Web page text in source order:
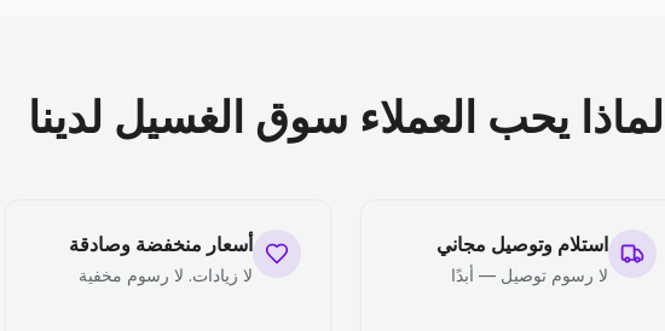
لماذا يحب العملاء سوق الغسيل لدينا
استلام وتوصيل مجاني
لا رسوم توصيل — أبدًا
أسعار منخفضة وصادقة
لا زيادات. لا رسوم مخفية